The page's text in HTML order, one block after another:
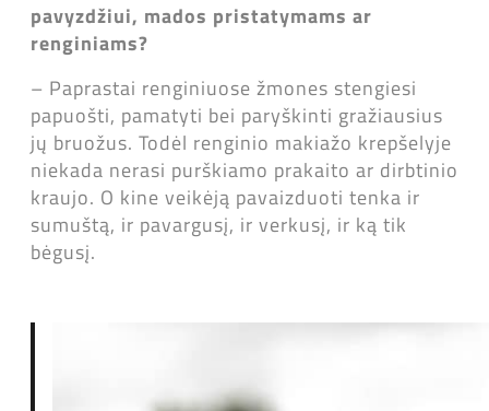
pavyzdžiui, mados pristatymams ar
renginiams?
– Paprastai renginiuose žmones stengiesi
papuošti, pamatyti bei paryškinti gražiausius
jų bruožus. Todėl renginio makiažo krepšelyje
niekada nerasi purškiamo prakaito ar dirbtinio
kraujo. O kine veikėją pavaizduoti tenka ir
sumuštą, ir pavargusį, ir verkusį, ir ką tik
bėgusį.